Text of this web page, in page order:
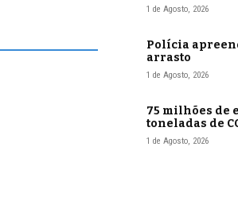
1 de Agosto, 2026
Polícia
arrasto
1 de Agosto, 2026
75 milhões de
toneladas de
1 de Agosto, 2026